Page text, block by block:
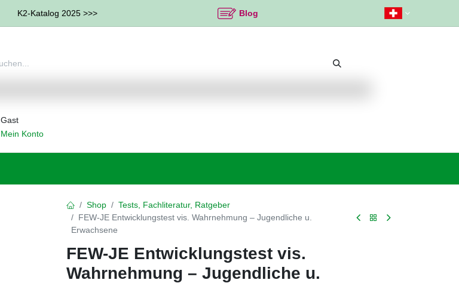
K2-Katalog 2025 >>> Blog
Gast
Mein Konto
Shop
Tests, Fachliteratur, Ratgeber
FEW-JE Entwicklungstest vis. Wahrnehmung – Jugendliche u.
Erwachsene
FEW-JE Entwicklungstest vis.
Wahrnehmung – Jugendliche u.